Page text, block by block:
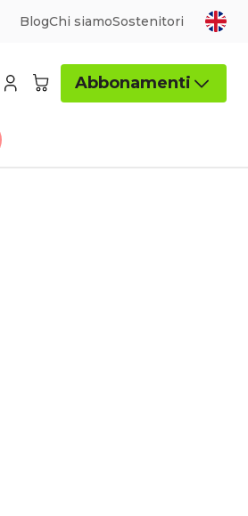
BlogChi siamoSostenitori
Abbonamenti